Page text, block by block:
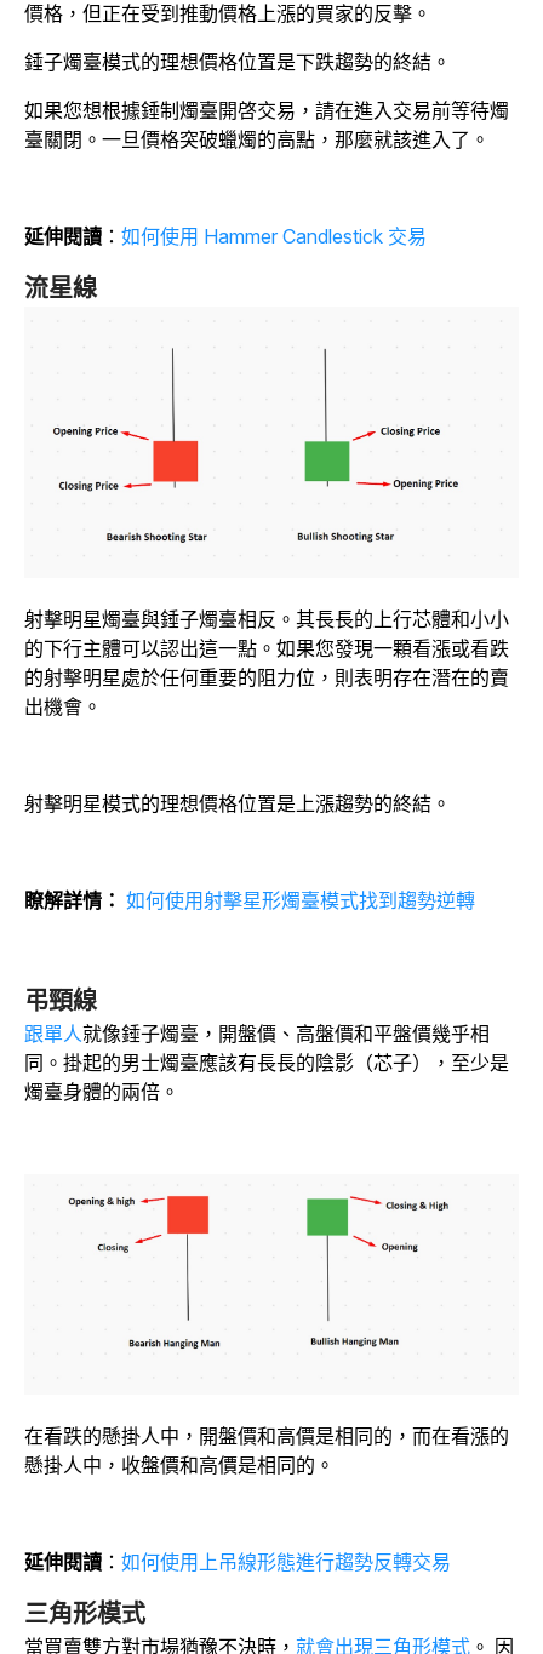
價格，但正在受到推動價格上漲的買家的反擊。
錘子燭臺模式的理想價格位置是下跌趨勢的終結。
如果您想根據錘制燭臺開啓交易，請在進入交易前等待燭
臺關閉。一旦價格突破蠟燭的高點，那麼就該進入了。
延伸閱讀 ： 如何使用 Hammer Candlestick 交易
流星線
射擊明星燭臺與錘子燭臺相反。其長長的上行芯體和小小
的下行主體可以認出這一點。如果您發現一顆看漲或看跌
的射擊明星處於任何重要的阻力位，則表明存在潛在的賣
出機會。
射擊明星模式的理想價格位置是上漲趨勢的終結。
瞭解詳情： 如何使用射擊星形燭臺模式找到趨勢逆轉
弔頸線
跟單人就像錘子燭臺，開盤價、高盤價和平盤價幾乎相
同。掛起的男士燭臺應該有長長的陰影（芯子），至少是
燭臺身體的兩倍。
在看跌的懸掛人中，開盤價和高價是相同的，而在看漲的
懸掛人中，收盤價和高價是相同的。
延伸閱讀 ： 如何使用上吊線形態進行趨勢反轉交易
三角形模式
當買賣雙方對市場猶豫不決時， 就會出現三角形模式 。 因